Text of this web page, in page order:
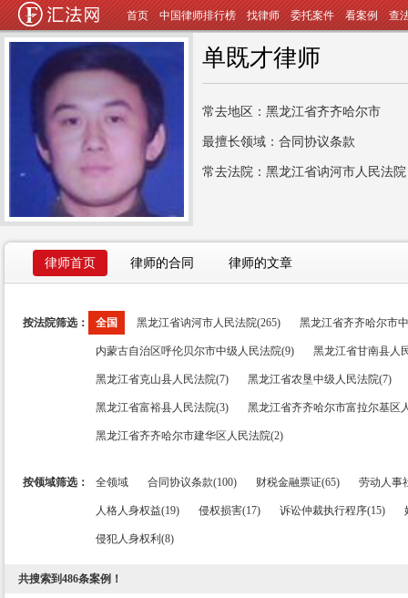
首页 中国律师排行榜 找律师 委托案件 看案例 查
单既才律师
常去地区：黑龙江省齐齐哈尔市
最擅长领域：合同协议条款
常去法院：黑龙江省讷河市人民法院
律师首页 律师的合同 律师的文章
按法院筛选： 全国 黑龙江省讷河市人民法院(265) 黑龙江省齐齐哈尔市
内蒙古自治区呼伦贝尔市中级人民法院(9) 黑龙江省甘南县人
黑龙江省克山县人民法院(7) 黑龙江省农垦中级人民法院(7)
黑龙江省富裕县人民法院(3) 黑龙江省齐齐哈尔市富拉尔基区
黑龙江省齐齐哈尔市建华区人民法院(2)
按领域筛选： 全领域 合同协议条款(100) 财税金融票证(65) 劳动人事
人格人身权益(19) 侵权损害(17) 诉讼仲裁执行程序(15)
侵犯人身权利(8)
共搜索到486条案例！